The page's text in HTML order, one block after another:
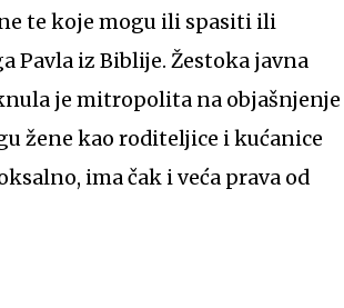
te koje mogu ili spasiti ili
iz Biblije. Žestoka javna
je mitropolita na objašnjenje
žene kao roditeljice i kućanice
ima čak i veća prava od